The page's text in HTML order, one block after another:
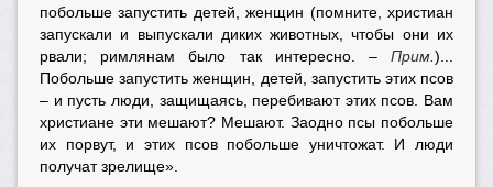
побольше запустить детей, женщин (помните, христиан
запускали и выпускали диких животных, чтобы они их
рвали; римлянам было так интересно. – Прим. )...
Побольше запустить женщин, детей, запустить этих псов
– и пусть люди, защищаясь, перебивают этих псов. Вам
христиане эти мешают? Мешают. Заодно псы побольше
их порвут, и этих псов побольше уничтожат. И люди
получат зрелище».